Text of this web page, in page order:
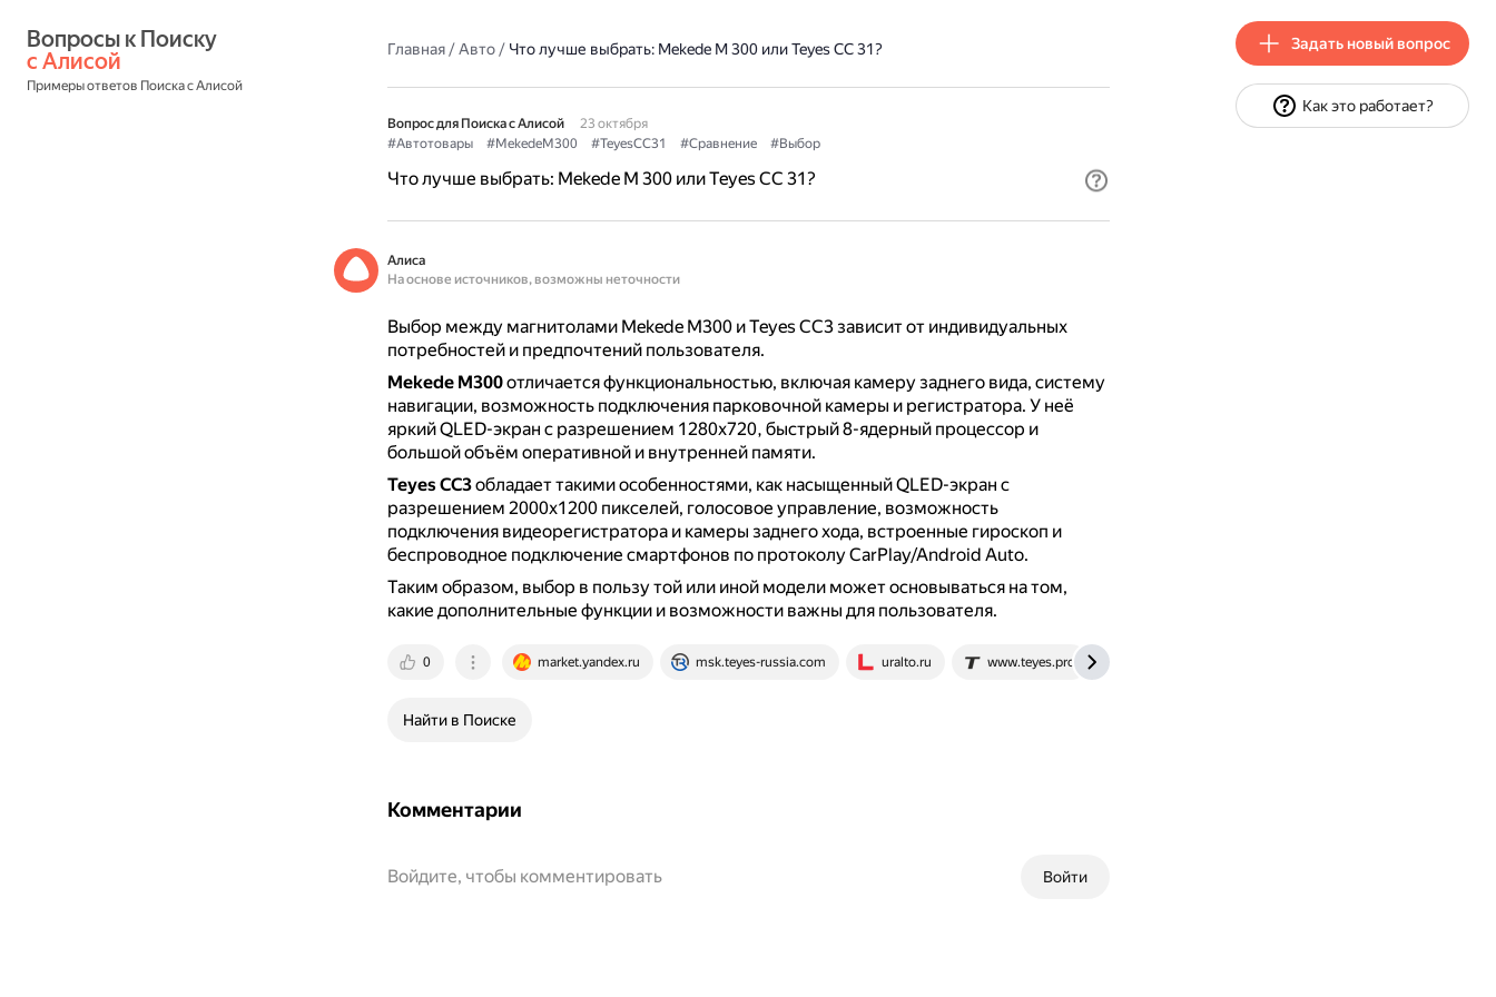
с Алисой
Примеры ответов Поиска с Алисой
Главная/Авто/ Что лучше выбрать: Mekede M 300 или Teyes CC 31?
Вопрос для Поиска с Алисой
23 октября
#Автотовары
#MekedeM300 #TeyesCC31 #Сравнение #Выбор
Что лучше выбрать: Mekede M 300 или Teyes CC 31?
Алиса
На основе источников, возможны неточности
Выбор между магнитолами Mekede M300 и Teyes CC3 зависит от индивидуальных
потребностей и предпочтений пользователя.
Mekede M300отличается функциональностью, включая камеру заднего вида, систему
навигации, возможность подключения парковочной камеры и регистратора. У неё
яркий QLED-экран с разрешением 1280x720, быстрый 8-ядерный процессор и
большой объём оперативной и внутренней памяти.
Teyes CC3обладает такими особенностями, как насыщенный QLED-экран с
разрешением 2000х1200 пикселей, голосовое управление, возможность
подключения видеорегистратора и камеры заднего хода, встроенные гироскоп и
беспроводное подключение смартфонов по протоколу CarPlay/Android Auto.
Таким образом, выбор в пользу той или иной модели может основываться на том,
какие дополнительные функции и возможности важны для пользователя.
0 market.yandex.ru msk.teyes-russia.com uralto.ru www.teyes.pro
Найти в Поиске
Комментарии
Войти
Войдите, чтобы комментировать
Задать новый вопрос
Как это работает?